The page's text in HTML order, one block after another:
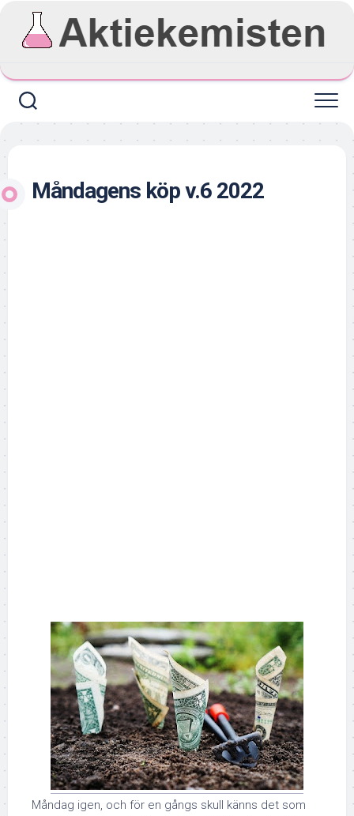
content
Måndagens köp v.6 2022
Måndag igen, och för en gångs skull känns det som